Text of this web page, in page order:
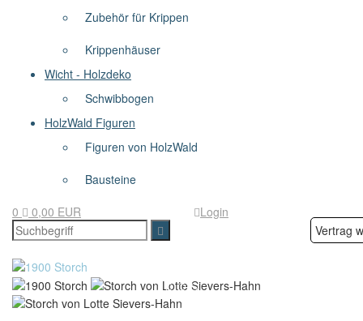
Zubehör für Krippen
Krippenhäuser
Wicht - Holzdeko
Schwibbogen
HolzWald Figuren
Figuren von HolzWald
Bausteine
0
0,00 EUR Login
Vertrag